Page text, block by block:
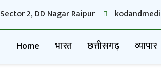
Sector 2, DD Nagar Raipur
Home भारत छत्तीसगढ़ व्यापार